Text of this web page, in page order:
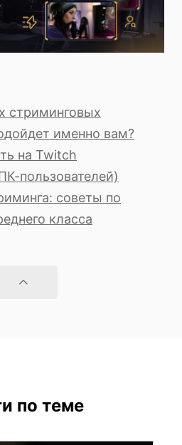
стриминговых
именно вам?
на Twitch
пользователей)
советы по
класса
по теме